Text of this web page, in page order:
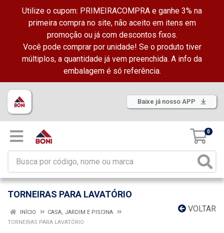
Utilize o cupom: PRIMEIRACOMPRA e ganhe 3% na
primeira compra no site, não aceito em itens em
promoção ou já com descontos fixos.
Você pode comprar por unidade! Se o produto tiver
múltiplos, a quantidade já vem preenchida. A info da
embalagem é só referência.
Baixe já nosso APP
0
TORNEIRAS PARA LAVATÓRIO
VOLTAR
INÍCIO
CASA, JARDIM E PISCINA
TORNEIRAS PARA LAVATÓRIO